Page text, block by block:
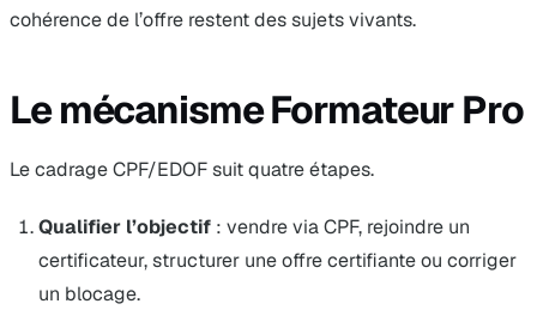
cohérence de l’offre restent des sujets vivants.
Le mécanisme Formateur Pro
Le cadrage CPF/EDOF suit quatre étapes.
Qualifier l’objectif : vendre via CPF, rejoindre un
certificateur, structurer une offre certifiante ou corriger
un blocage.